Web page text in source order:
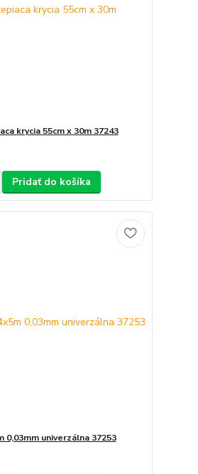
krycia 55cm x 30m 37243
Pridať do košíka
0,03mm univerzálna 37253